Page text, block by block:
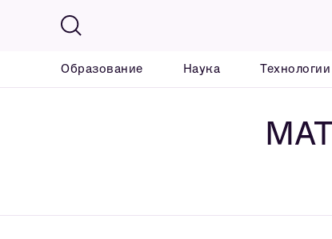
Образование Наука Технологии